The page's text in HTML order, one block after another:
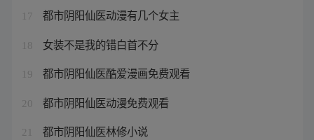
17 都市阴阳仙医动漫有几个女主
18 女装不是我的错白首不分
19 都市阴阳仙医酷爱漫画免费观看
20 都市阴阳仙医动漫免费观看
21 都市阴阳仙医林修小说